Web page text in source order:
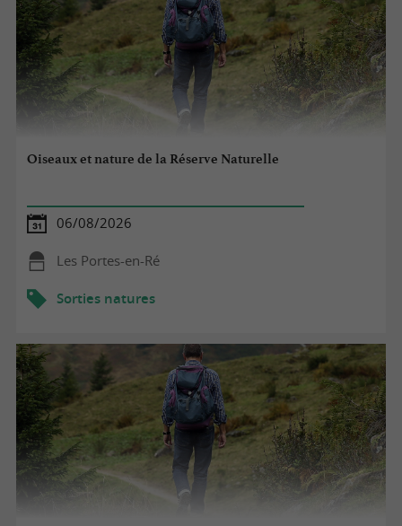
Oiseaux et nature de la Réserve Naturelle
06/08/2026
Les Portes-en-Ré
Sorties natures